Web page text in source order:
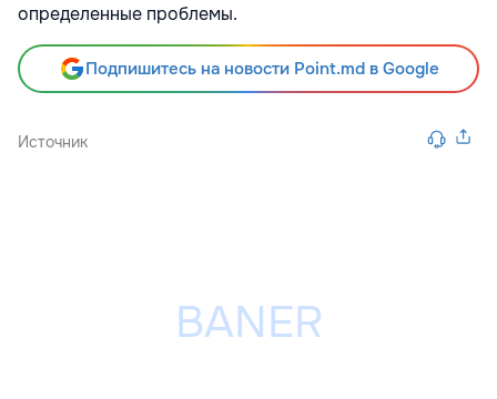
определенные проблемы.
Подпишитесь на новости Point.md в Google
Источник